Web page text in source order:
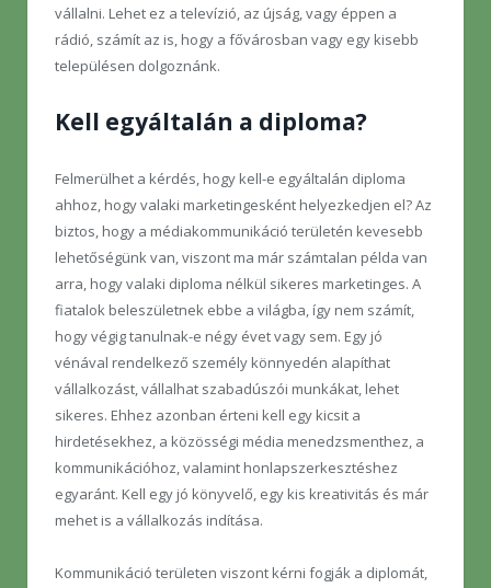
vállalni. Lehet ez a televízió, az újság, vagy éppen a
rádió, számít az is, hogy a fővárosban vagy egy kisebb
településen dolgoznánk.
Kell egyáltalán a diploma?
Felmerülhet a kérdés, hogy kell-e egyáltalán diploma
ahhoz, hogy valaki marketingesként helyezkedjen el? Az
biztos, hogy a médiakommunikáció területén kevesebb
lehetőségünk van, viszont ma már számtalan példa van
arra, hogy valaki diploma nélkül sikeres marketinges. A
fiatalok beleszületnek ebbe a világba, így nem számít,
hogy végig tanulnak-e négy évet vagy sem. Egy jó
vénával rendelkező személy könnyedén alapíthat
vállalkozást, vállalhat szabadúszói munkákat, lehet
sikeres. Ehhez azonban érteni kell egy kicsit a
hirdetésekhez, a közösségi média menedzsmenthez, a
kommunikációhoz, valamint honlapszerkesztéshez
egyaránt. Kell egy jó könyvelő, egy kis kreativitás és már
mehet is a vállalkozás indítása.
Kommunikáció területen viszont kérni fogják a diplomát,